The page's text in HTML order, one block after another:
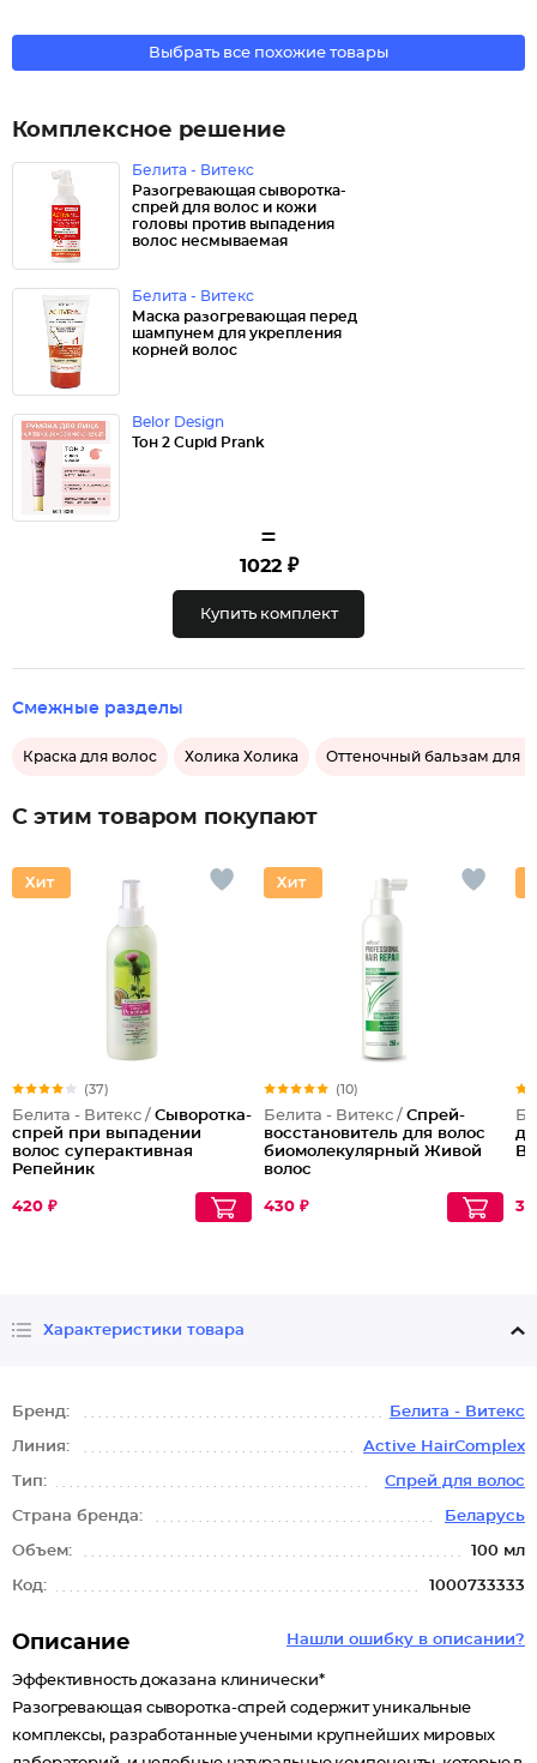
Выбрать все похожие товары
Комплексное решение
Белита - Витекс
Разогревающая сыворотка-
спрей для волос и кожи
головы против выпадения
волос несмываемая
Белита - Витекс
Маска разогревающая перед
шампунем для укрепления
корней волос
Belor Design
Тон 2 Cupid Prank
=
1022 ₽
Купить комплект
Смежные разделы
Краска для волос Холика Холика Оттеночный бальзам для
С этим товаром покупают
(37)
Белита - Витекс / Сыворотка-
спрей при выпадении
волос суперактивная
Репейник
420 ₽
(10)
Белита - Витекс / Спрей-
восстановитель для волос
биомолекулярный Живой
волос
430 ₽
Характеристики товара
Бренд: Белита - Витекс
Линия: Active HairComplex
Тип: Спрей для волос
Страна бренда: Беларусь
Объем: 100 мл
Код: 1000733333
Нашли ошибку в описании?
Описание
Эффективность доказана клинически*
Разогревающая сыворотка-спрей содержит уникальные
комплексы, разработанные учеными крупнейших мировых